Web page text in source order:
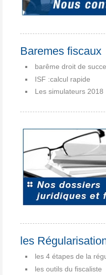
Baremes fiscaux
barême droit de
ISF :calcul rapide
Les simulateurs 2018
les
les 4 étapes de la
les outils du fiscaliste